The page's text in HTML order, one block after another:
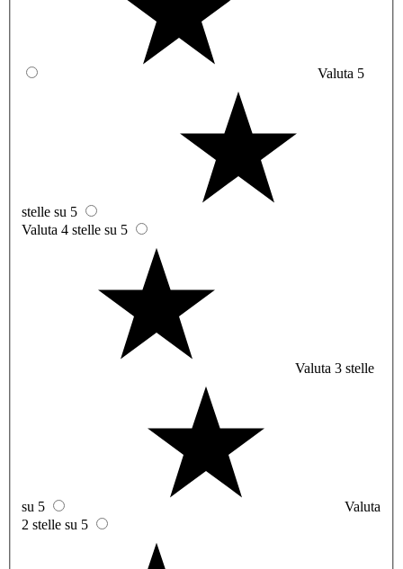
Valuta 5
stelle su 5
Valuta 4 stelle su 5
Valuta 3 stelle
su 5
Valuta
2 stelle su 5